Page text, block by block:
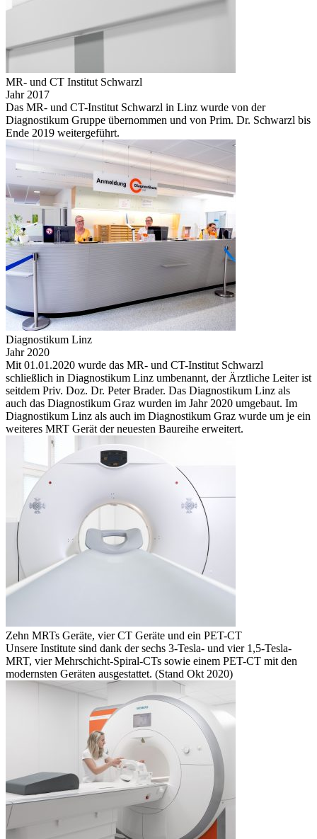
MR- und CT Institut Schwarzl
Jahr 2017
Das MR- und CT-Institut Schwarzl in Linz wurde von der
Diagnostikum Gruppe übernommen und von Prim. Dr. Schwarzl bis
Ende 2019 weitergeführt.
Diagnostikum Linz
Jahr 2020
Mit 01.01.2020 wurde das MR- und CT-Institut Schwarzl
schließlich in Diagnostikum Linz umbenannt, der Ärztliche Leiter ist
seitdem Priv. Doz. Dr. Peter Brader. Das Diagnostikum Linz als
auch das Diagnostikum Graz wurden im Jahr 2020 umgebaut. Im
Diagnostikum Linz als auch im Diagnostikum Graz wurde um je ein
weiteres MRT Gerät der neuesten Baureihe erweitert.
Zehn MRTs Geräte, vier CT Geräte und ein PET-CT
Unsere Institute sind dank der sechs 3-Tesla- und vier 1,5-Tesla-
MRT, vier Mehrschicht-Spiral-CTs sowie einem PET-CT mit den
modernsten Geräten ausgestattet. (Stand Okt 2020)